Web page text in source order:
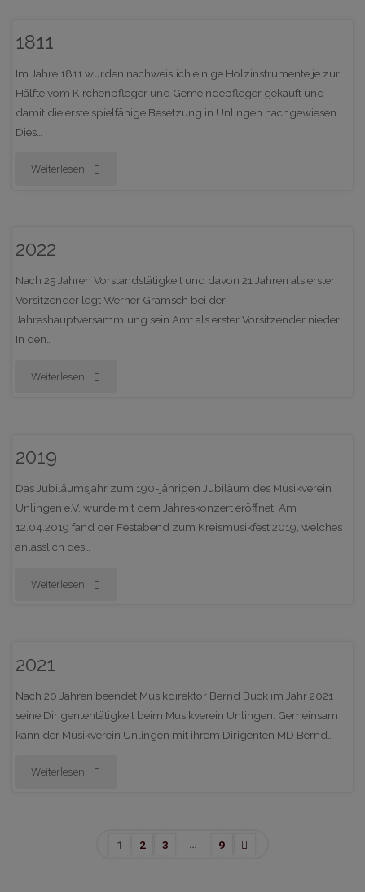
1811
Im Jahre 1811 wurden nachweislich einige Holzinstrumente je zur
Hälfte vom Kirchenpfleger und Gemeindepfleger gekauft und
damit die erste spielfähige Besetzung in Unlingen nachgewiesen.
Dies…
Weiterlesen "1811"
2022
Nach 25 Jahren Vorstandstätigkeit und davon 21 Jahren als erster
Vorsitzender legt Werner Gramsch bei der
Jahreshauptversammlung sein Amt als erster Vorsitzender nieder.
In den…
Weiterlesen "2022"
2019
Das Jubiläumsjahr zum 190-jährigen Jubiläum des Musikverein
Unlingen e.V. wurde mit dem Jahreskonzert eröffnet. Am
12.04.2019 fand der Festabend zum Kreismusikfest 2019, welches
anlässlich des…
Weiterlesen "2019"
2021
Nach 20 Jahren beendet Musikdirektor Bernd Buck im Jahr 2021
seine Dirigententätigkeit beim Musikverein Unlingen. Gemeinsam
kann der Musikverein Unlingen mit ihrem Dirigenten MD Bernd…
Weiterlesen "2021"
1 2 3 9